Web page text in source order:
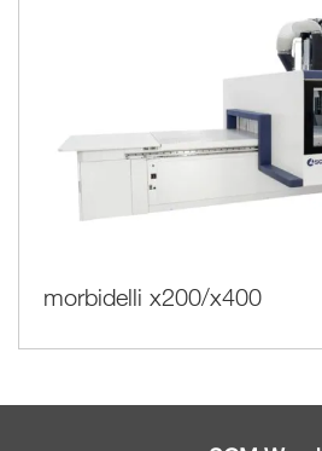
morbidelli x200/x400